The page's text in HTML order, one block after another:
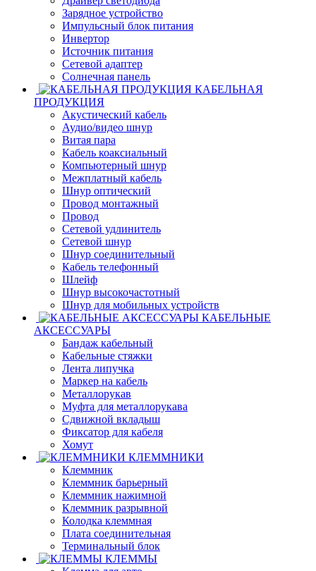
Зарядное устройство
Импульсный блок питания
Инвертор
Источник питания
Сетевой адаптер
Солнечная панель
КАБЕЛЬНАЯ
ПРОДУКЦИЯ
Акустический кабель
Аудио/видео шнур
Витая пара
Кабель коаксиальный
Компьютерный шнур
Межплатный кабель
Шнур оптический
Провод монтажный
Провод
Сетевой удлинитель
Сетевой шнур
Шнур соединительный
Кабель телефонный
Шлейф
Шнур высокочастотный
Шнур для мобильных устройств
КАБЕЛЬНЫЕ
АКСЕССУАРЫ
Бандаж кабельный
Кабельные стяжки
Лента липучка
Маркер на кабель
Металлорукав
Муфта для металлорукава
Сдвижной вкладыш
Фиксатор для кабеля
Хомут
КЛЕММНИКИ
Клеммник
Клеммник барьерный
Клеммник нажимной
Клеммник разрывной
Колодка клеммная
Плата соединительная
Терминальный блок
КЛЕММЫ